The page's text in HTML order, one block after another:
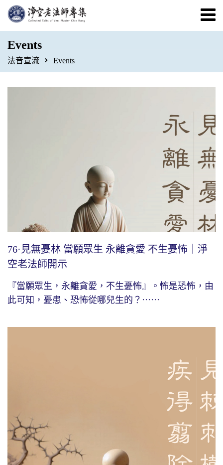
Events
法音宣流 Events
76·見無憂林 當願眾生 永離貪愛 不生憂怖｜淨
空老法師開示
『當願眾生，永離貪愛，不生憂怖』。怖是恐怖，由
此可知，憂患、恐怖從哪兒生的？⋯⋯